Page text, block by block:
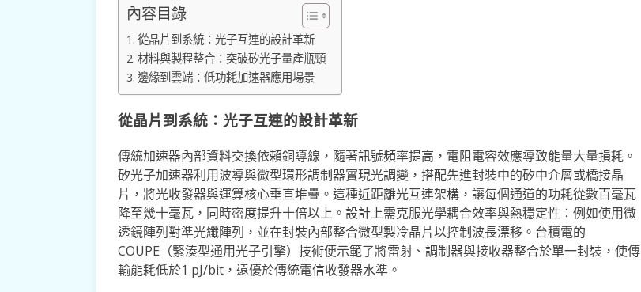
內容目錄
從晶片到系統：光子互連的設計革新
材料與製程整合：突破矽光子量產瓶頸
邊緣到雲端：低功耗加速器應用場景
從晶片到系統：光子互連的設計革新
傳統加速器內部資料交換依賴銅導線，隨著訊號頻率提高，電阻電容效應導致能量大量損耗。
矽光子加速器利用波導與微型環形調制器實現光調變，搭配先進封裝中的矽中介層或橋接晶
片，將光收發器與運算核心垂直堆疊。這種近距離光互連架構，讓每個通道的功耗從數百毫瓦
降至幾十毫瓦，同時密度提升十倍以上。設計上需克服光學耦合效率與熱穩定性：例如使用微
透鏡陣列對準光纖陣列，並在封裝內部整合微型製冷晶片以控制波長漂移。台積電的
COUPE（緊湊型通用光子引擎）技術便示範了將雷射、調制器與接收器整合於單一封裝，使傳
輸能耗低於1 pJ/bit，遠優於傳統電信收發器水準。